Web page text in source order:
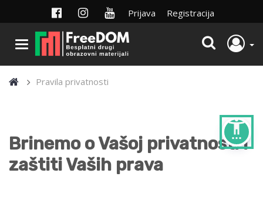
settings_accessibility
Prijava Registracija
Pravila privatnosti
Brinemo o Vašoj privatnosti i
zaštiti Vaših prava